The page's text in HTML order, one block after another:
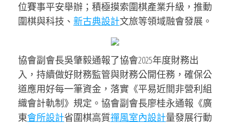
位賽事平安舉辦；積極摸索圍棋產業升級，推動
圍棋與科技、 新古典設計文旅等領域融會發展。
協會副會長吳肇毅通報了協會2025年度財務出
入，持續做好財務監管與財務公開任務，確保公
道應用好每一筆資金，落實《平易近間非營利組
織會計軌制》規定。協會副會長廖桂永通報《廣
東會所設計省圍棋高質禪風室內設計量發展行動